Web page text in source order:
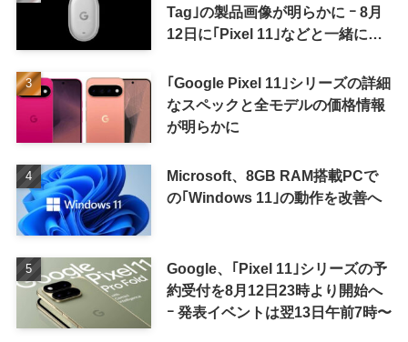
Tag｣の製品画像が明らかに ｰ 8月
12日に｢Pixel 11｣などと一緒に発
｢Google Pixel 11｣シリーズの詳細
なスペックと全モデルの価格情報
が明らかに
Microsoft、8GB RAM搭載PCで
の｢Windows 11｣の動作を改善へ
Google、｢Pixel 11｣シリーズの予
約受付を8月12日23時より開始へ
ｰ 発表イベントは翌13日午前7時〜